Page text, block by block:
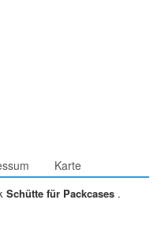
Karte
Schütte für Packcases .